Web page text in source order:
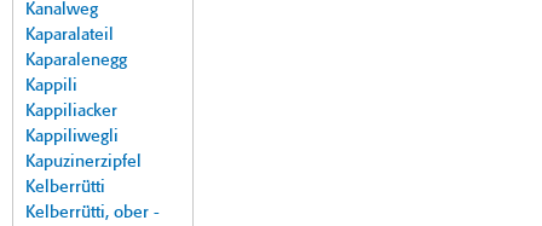
Kanalweg
Kaparalateil
Kaparalenegg
Kappili
Kappiliacker
Kappiliwegli
Kapuzinerzipfel
Kelberrütti
Kelberrütti, ober -